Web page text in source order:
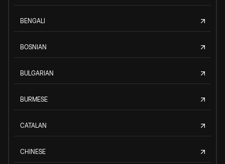
BENGALI
BOSNIAN
BULGARIAN
BURMESE
CATALAN
CHINESE